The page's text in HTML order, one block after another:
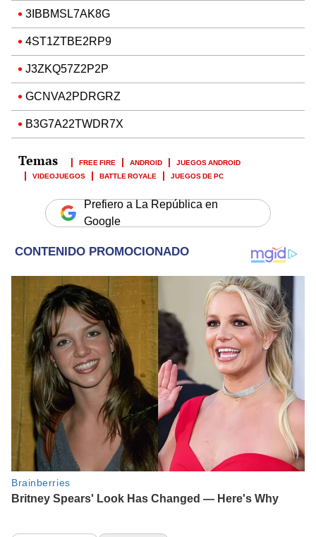
3IBBMSL7AK8G
4ST1ZTBE2RP9
J3ZKQ57Z2P2P
GCNVA2PDRGRZ
B3G7A22TWDR7X
FREE FIRE ANDROID
JUEGOS ANDROID
VIDEOJUEGOS
BATTLE ROYALE JUEGOS DE PC
Prefiero a La República en
Google